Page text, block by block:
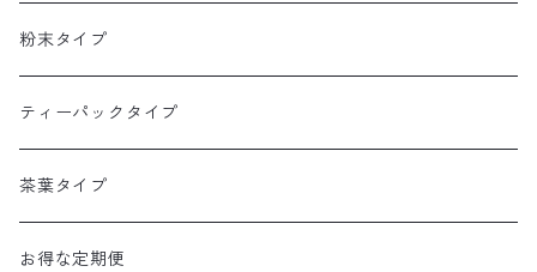
粉末タイプ
ティーパックタイプ
茶葉タイプ
お得な定期便